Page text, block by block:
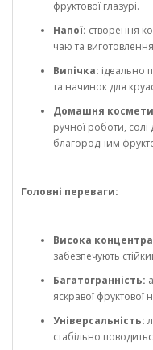
фруктової глазурі.
Напої: створення
чаю та
Випічка: ідеально
та начинок для
Домашня
ручної роботи, солі
благородним
Головні переваги:
Висока
забезпечують
Багатогранність:
яскравої
Універсальність:
стабільно